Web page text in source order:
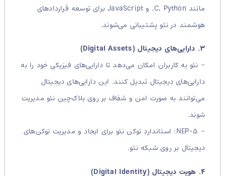
مانند C, Python, و JavaScript برای توسعه قراردادهای
هوشمند در نئو پشتیبانی می‌شوند.
– نئو به کاربران امکان می‌دهد تا دارایی‌های فیزیکی خود را به
دارایی‌های دیجیتال تبدیل کنند. این دارایی‌های دیجیتال
می‌توانند به صورت امن و شفاف بر روی بلاک‌چین نئو مدیریت
شوند.
– NEP-۵: استاندارد توکن نئو برای ایجاد و مدیریت توکن‌های
دیجیتال بر روی شبکه نئو.